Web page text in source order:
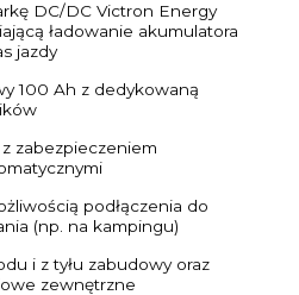
DC/DC Victron Energy
ładowanie akumulatora
jazdy
100 Ah z dedykowaną
zabezpieczeniem
podłączenia do
(np. na kampingu)
i z tyłu zabudowy oraz
zewnętrzne